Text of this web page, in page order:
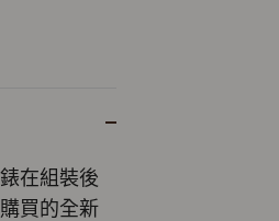
在組裝後
買的全新